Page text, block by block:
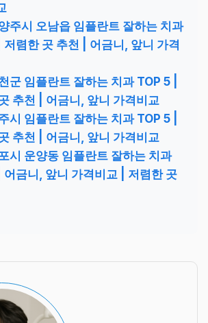
주시 오남읍 임플란트 잘하는 치과
저렴한 곳 추천 | 어금니, 앞니 가격
군 임플란트 잘하는 치과 TOP 5 |
추천 | 어금니, 앞니 가격비교
시 임플란트 잘하는 치과 TOP 5 |
추천 | 어금니, 앞니 가격비교
시 운양동 임플란트 잘하는 치과
어금니, 앞니 가격비교 | 저렴한 곳